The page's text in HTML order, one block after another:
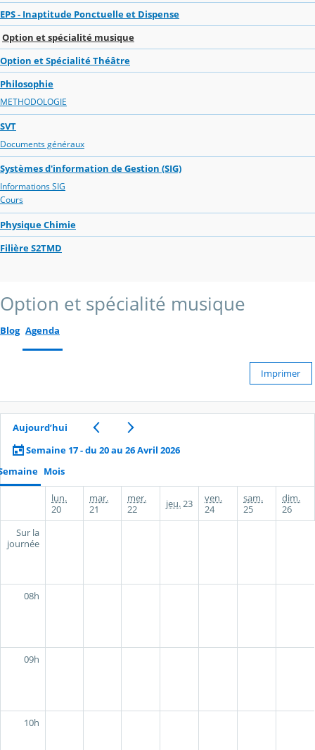
EPS - Inaptitude Ponctuelle et Dispense
Option et spécialité musique
Option et Spécialité Théâtre
Philosophie
METHODOLOGIE
SVT
Documents généraux
Systèmes d'information de Gestion (SIG)
Informations SIG
Cours
Physique Chimie
Filière S2TMD
Option et spécialité musique
Blog Agenda
Imprimer
Aujourd’hui
Semaine 17 - du 20 au 26 Avril 2026
Mois
lun.
20
mar.
21
mer.
22
jeu.23
ven.
24
sam.
25
dim.
26
Sur la
journée
08h
09h
10h